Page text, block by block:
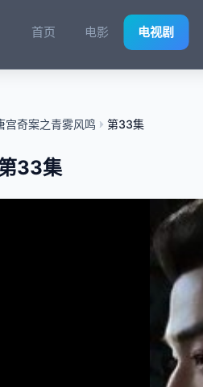
首页 电影 电视剧
宫奇案之青雾风鸣 第33集
33集